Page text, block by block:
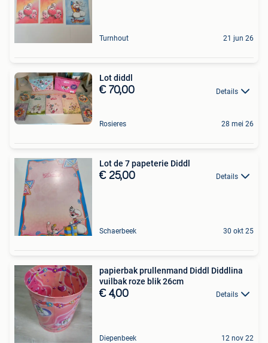
Turnhout 21 jun 26
Lot diddl
€ 70,00 Details
Rosieres 28 mei 26
Lot de 7 papeterie Diddl
€ 25,00 Details
Schaerbeek 30 okt 25
papierbak prullenmand Diddl Diddlina
vuilbak roze blik 26cm
€ 4,00 Details
Diepenbeek 12 nov 22